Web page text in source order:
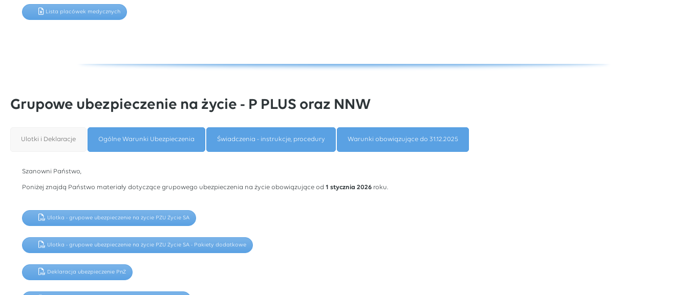
Lista placówek medycznych
Grupowe ubezpieczenie na życie - P PLUS oraz NNW
Ulotki i Deklaracje Ogólne Warunki Ubezpieczenia Świadczenia - instrukcje, procedury Warunki obowiązujące do 31.12.2025
Szanowni Państwo,
Poniżej znajdą Państwo materiały dotyczące grupowego ubezpieczenia na życie obowiązujące od 1 stycznia 2026 roku.
Ulotka - grupowe ubezpieczenie na życie PZU Życie SA
Ulotka - grupowe ubezpieczenie na życie PZU Życie SA - Pakiety dodatkowe
Deklaracja ubezpieczenie PnŻ